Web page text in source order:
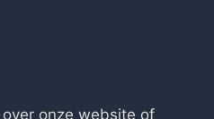
onze website of